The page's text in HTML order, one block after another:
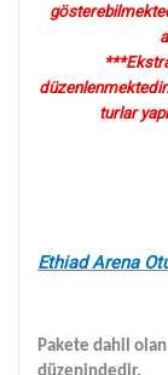
turlar
Ethiad Arena
Pakete dahil